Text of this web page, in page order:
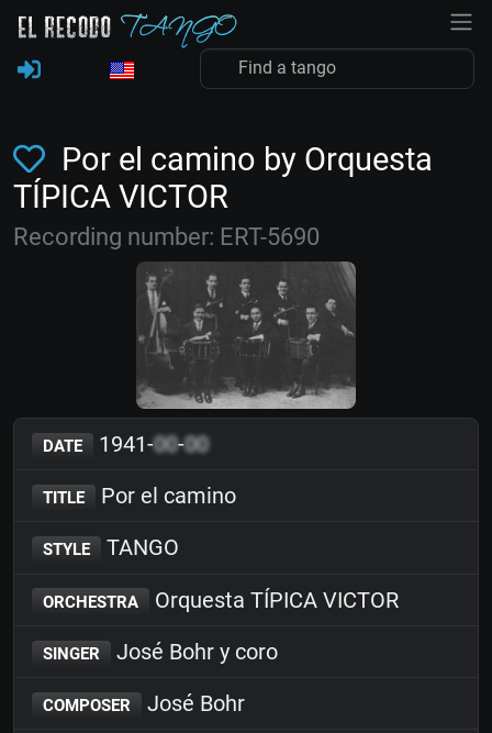
Por el camino by Orquesta
TÍPICA VICTOR
Recording number: ERT-5690
DATE 1941-00-00
TITLE Por el camino
STYLE TANGO
ORCHESTRA Orquesta TÍPICA VICTOR
SINGER José Bohr y coro
COMPOSER José Bohr